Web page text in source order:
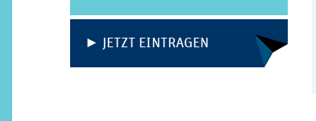
► JETZT EINTRAGEN